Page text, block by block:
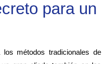
para un
métodos tradicionales de